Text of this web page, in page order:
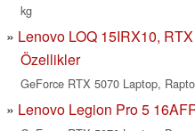
kg
Lenovo LOQ 15IRX10,
Özellikler
GeForce RTX 5070 Laptop,
Lenovo Legion Pro 5